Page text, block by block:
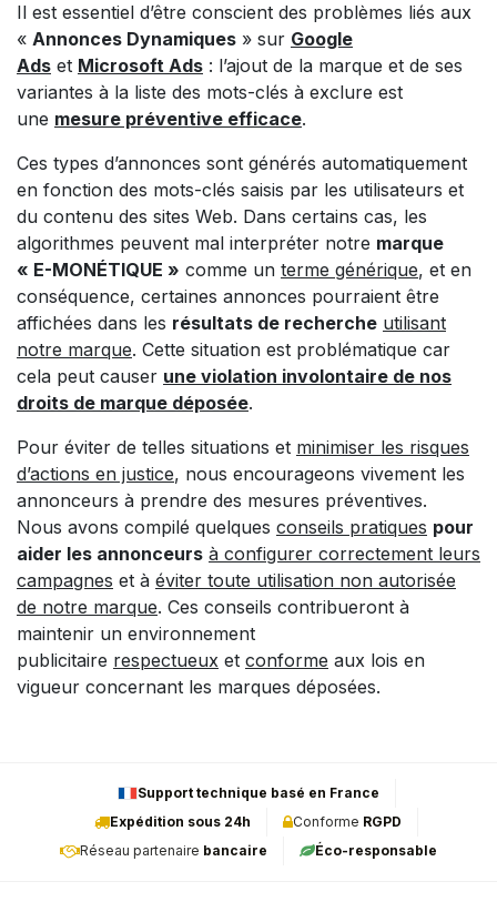
Il est essentiel d’être conscient des problèmes liés aux
« Annonces Dynamiques » sur Google
Ads et Microsoft Ads : l’ajout de la marque et de ses
variantes à la liste des mots-clés à exclure est
une mesure préventive efficace.
Ces types d’annonces sont générés automatiquement
en fonction des mots-clés saisis par les utilisateurs et
du contenu des sites Web. Dans certains cas, les
algorithmes peuvent mal interpréter notre marque
« E-MONÉTIQUE » comme un terme générique, et en
conséquence, certaines annonces pourraient être
affichées dans les résultats de recherche utilisant
notre marque. Cette situation est problématique car
cela peut causer une violation involontaire de nos
droits de marque déposée.
Pour éviter de telles situations et minimiser les risques
d’actions en justice, nous encourageons vivement les
annonceurs à prendre des mesures préventives.
Nous avons compilé quelques conseils pratiques pour
aider les annonceurs à configurer correctement leurs
campagnes et à éviter toute utilisation non autorisée
de notre marque. Ces conseils contribueront à
maintenir un environnement
publicitaire respectueux et conforme aux lois en
vigueur concernant les marques déposées.
Support technique basé en France
Expédition sous 24h
Conforme RGPD
Réseau partenaire bancaire Éco-responsable